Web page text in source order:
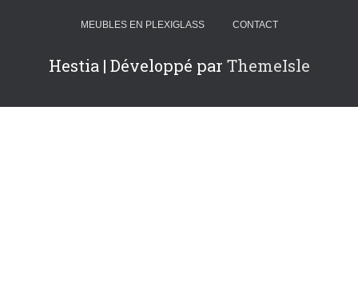
MEUBLES EN PLEXIGLASS CONTACT
Hestia | Développé par ThemeIsle